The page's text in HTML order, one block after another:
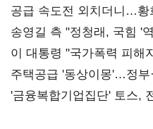
공급 속도전 외치더니…황
리모델링' 제안
송영길 측 "정청래, 국힘 '
총선 지휘 못해"
이 대통령 "국가폭력 피
진실 밝혀야"
주택공급 '동상이몽'…정부
'금융복합기업집단' 토스,